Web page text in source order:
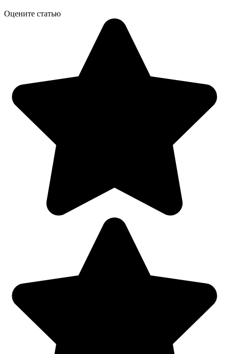
Оцените статью